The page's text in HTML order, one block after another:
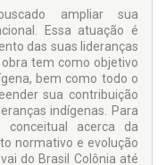
ampliar sua
Essa atuação é
das suas lideranças
tem como objetivo
bem como todo o
sua contribuição
indígenas. Para
acerca da
normativo e evolução
do Brasil Colônia até